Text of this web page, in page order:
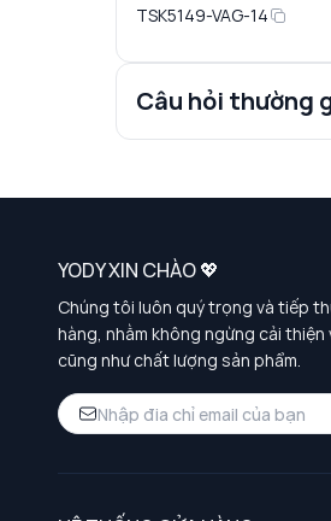
TSK5149-VAG-14
Câu hỏi thường
YODY XIN CHÀO 💖
Chúng tôi luôn quý trọng và tiếp
hàng, nhằm không ngừng cải
cũng như chất lượng sản phẩm.